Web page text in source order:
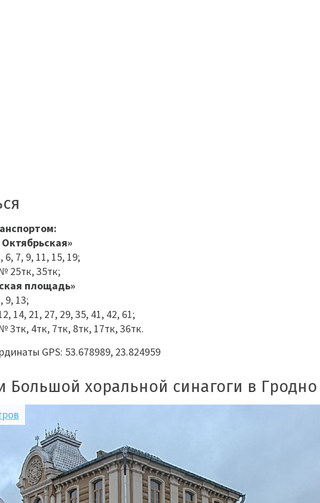
7, 9, 11, 15, 19;
25тк, 35тк;
площадь»
9, 13;
14, 21, 27, 29, 35, 41, 42, 61;
4тк, 7тк, 8тк, 17тк, 36тк.
GPS: 53.678989, 23.824959
Большой хоральной синагоги в Гродно